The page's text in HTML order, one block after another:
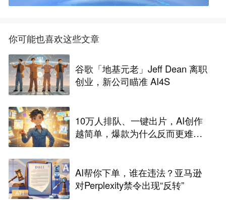
你可能也喜欢这些文章
谷歌「地基元老」Jeff Dean 离职
创业，新公司瞄准 AI4S
10万人排队、一键出片，AI创作
越简单，爆款为什么反而更难做
AI帮你下单，谁在违法？亚马逊
对Perplexity禁令出现“反转”